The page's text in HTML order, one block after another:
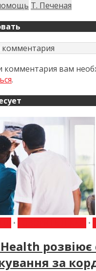
Т. Печеная
комментария вам
.
• •
розвіює
за